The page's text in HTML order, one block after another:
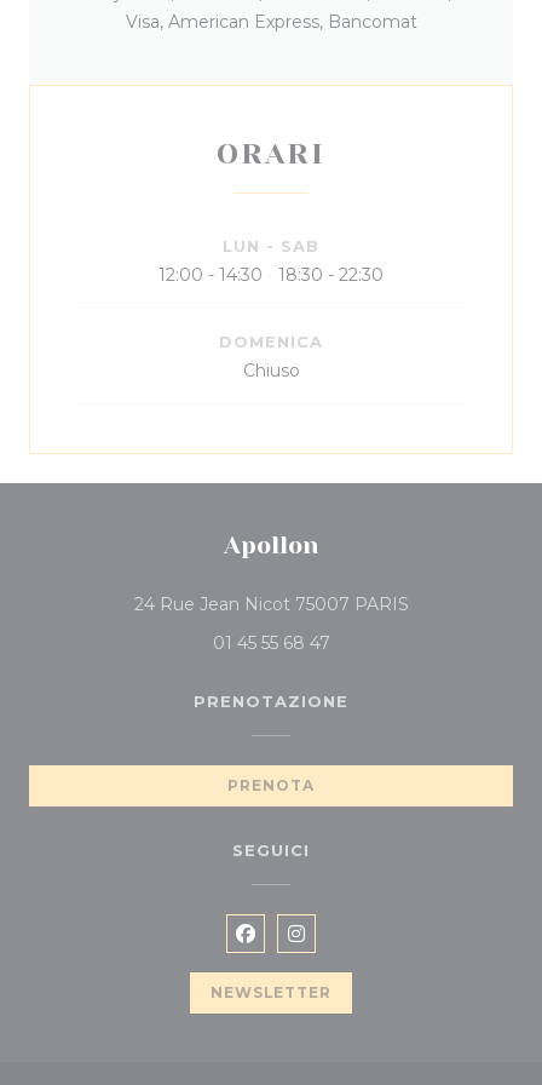
Visa, American Express, Bancomat
ORARI
LUN - SAB
12:00 - 14:30 • 18:30 - 22:30
DOMENICA
Chiuso
Apollon
24 Rue Jean Nicot 75007 PARIS((apre una
01 45 55 68 47
PRENOTAZIONE
PRENOTA
SEGUICI
Facebook ((apre una nuova
Instagram ((apre una
NEWSLETTER